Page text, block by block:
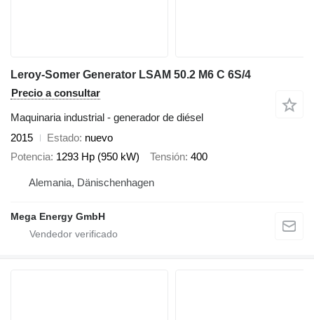
Leroy-Somer Generator LSAM 50.2 M6 C 6S/4
Precio a consultar
Maquinaria industrial - generador de diésel
2015
Estado nuevo
Potencia 1293 Hp (950 kW) Tensión 400
Alemania, Dänischenhagen
Mega Energy GmbH